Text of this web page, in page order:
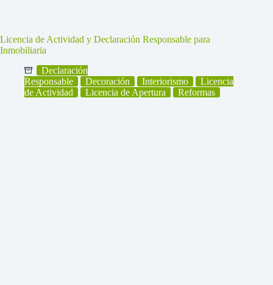
Licencia de Actividad y Declaración Responsable para
Inmobiliaria
Declaración
Responsable
Decoración Interiorismo
Licencia
de Actividad
Licencia de Apertura Reformas